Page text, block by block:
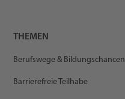
THEMEN
Berufswege & Bildungschancen
Barrierefreie Teilhabe